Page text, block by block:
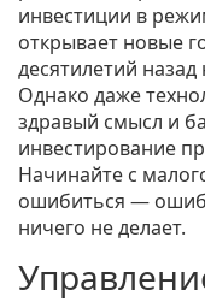
инвестиции в
открывает новые
десятилетий
Однако даже
здравый смысл и
инвестирование
Начинайте с
ошибиться —
ничего не делает.